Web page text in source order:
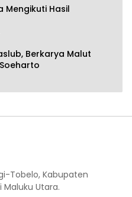
Mengikuti Hasil
Berkarya Malut
Tobelo, Kabupaten
Maluku Utara.